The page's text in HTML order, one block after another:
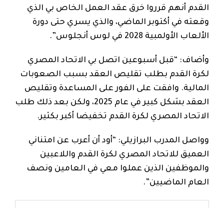
القدم أنهم قرروا خرق عقد العمل الخاص بي الذي
وقعته في أكتوبر الماضي، والذي يسري حتى دورة
الألعاب الأولمبية 2028 في لوس أنجلوس”.
وأضاف: “قبل أسبوعين اتصل بي الاتحاد المصري
لكرة القدم بطلب تقليص العقد بسبب الصعوبات
المالية. وافقت على الفور على المساعدة وتقليص
العقد بشكل كبير في عام 2025، ولكن بعد ذلك طلب
الاتحاد المصري لكرة القدم تخفيضا أكبر بكثير.
وواصل المدرب البرازيلي: “أود أن أعرب عن امتناني
العميق للاتحاد المصري لكرة القدم واللاعبين
والموظفين الذين عملوا معي في العامين ونصف
العام الماضيين”.